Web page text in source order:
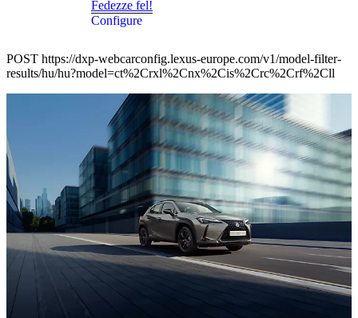
Fedezze fel!
Configure
POST https://dxp-webcarconfig.lexus-europe.com/v1/model-filter-
results/hu/hu?model=ct%2Crxl%2Cnx%2Cis%2Crc%2Crf%2Cll